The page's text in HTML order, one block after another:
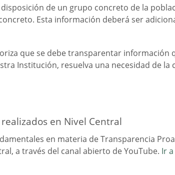
de un grupo concreto de la
Esta información deberá ser
que se debe transparentar información
Institución, resuelva una necesidad de
en Nivel Central
en materia de Transparencia
a través del canal abierto de YouTube. Ir